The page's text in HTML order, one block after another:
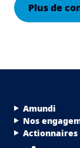
Plus de
Menu Footer
Amundi
Nos
Actionnaires